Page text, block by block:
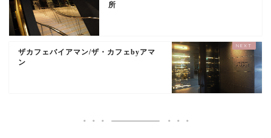
所
ザカフェバイアマン/ザ・カフェbyアマ
ン